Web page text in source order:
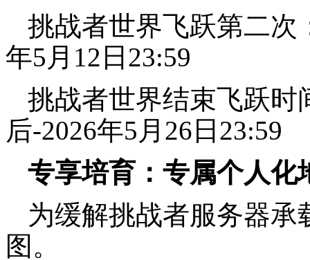
挑战者世界飞跃第二次
年5月12日23:59
挑战者世界结束飞跃时
后-2026年5月26日23:59
专享培育：专属个人化
为缓解挑战者服务器
图。